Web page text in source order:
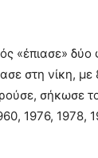
«έπιασε»
στη νίκη,
σήκωσε
1976, 1978,